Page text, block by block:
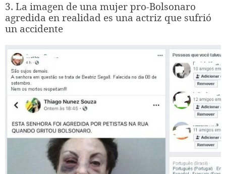
3. La imagen de una mujer pro-Bolsonaro
agredida en realidad es una actriz que sufrió
un accidente